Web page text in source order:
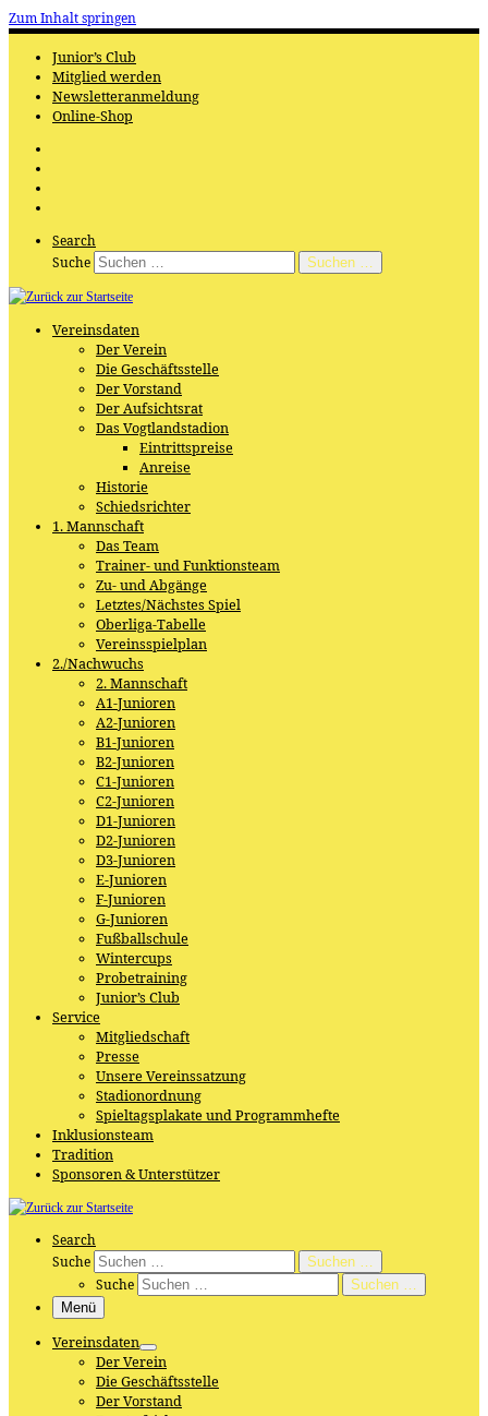
Zum Inhalt springen
Junior’s Club
Mitglied werden
Newsletteranmeldung
Online-Shop
Search
Suche
Suchen …
Vereinsdaten
Der Verein
Die Geschäftsstelle
Der Vorstand
Der Aufsichtsrat
Das Vogtlandstadion
Eintrittspreise
Anreise
Historie
Schiedsrichter
1. Mannschaft
Das Team
Trainer- und Funktionsteam
Zu- und Abgänge
Letztes/Nächstes Spiel
Oberliga-Tabelle
Vereinsspielplan
2./Nachwuchs
2. Mannschaft
A1-Junioren
A2-Junioren
B1-Junioren
B2-Junioren
C1-Junioren
C2-Junioren
D1-Junioren
D2-Junioren
D3-Junioren
E-Junioren
F-Junioren
G-Junioren
Fußballschule
Wintercups
Probetraining
Junior’s Club
Service
Mitgliedschaft
Presse
Unsere Vereinssatzung
Stadionordnung
Spieltagsplakate und Programmhefte
Inklusionsteam
Tradition
Sponsoren & Unterstützer
Search
Suche
Suchen …
Suche
Suchen …
Menü
Vereinsdaten
Der Verein
Die Geschäftsstelle
Der Vorstand